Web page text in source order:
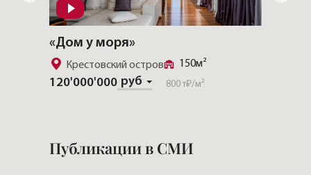
«Дом у моря»
120'000'000 руб 800 т₽/м²
150м²
Крестовский остров
Публикации в СМИ